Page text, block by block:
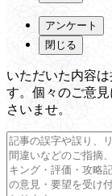
アンケート
閉じる
いただいた内容
す。個々のご意
さいませ。